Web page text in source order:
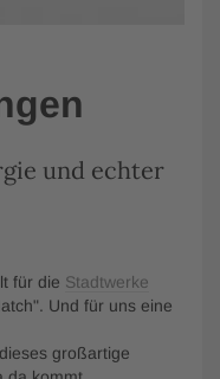
und echter
für die Stadtwerke
Und für uns eine
großartige